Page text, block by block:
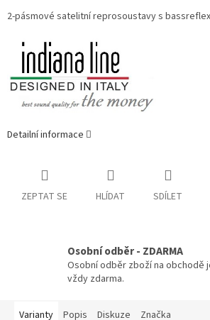
2-pásmové satelitní reprosoustavy s
Detailní informace
ZEPTAT SE HLÍDAT SDÍLET
Osobní odběr - ZDARMA
Osobní odběr zboží na obchodě
vždy zdarma.
Varianty Popis Diskuze Značka